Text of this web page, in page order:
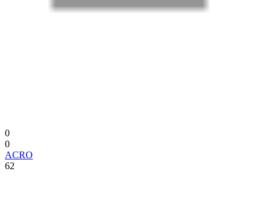
0
0
ACRO
62